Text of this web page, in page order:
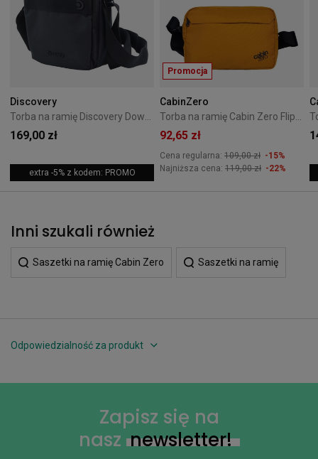
Discovery
169,00 zł
extra -5% z kodem: PROMO
Promocja
CabinZero
92,65 zł
Cena regularna: 109,00 zł -15%
Najniższa cena: 119,00 zł -22%
Inni szukali również
Saszetki na ramię Cabin Zero Saszetki na ramię
Odpowiedzialność za produkt
Zapisz się na
nasz newsletter!